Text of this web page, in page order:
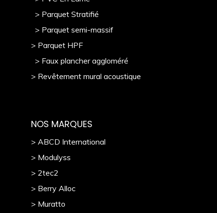
> Parquet Stratifié
> Parquet semi-massif
> Parquet HPF
> Faux plancher aggloméré
> Revêtement mural acoustique
NOS MARQUES
> ABCD International
> Modulyss
> 2tec2
> Berry Alloc
> Muratto